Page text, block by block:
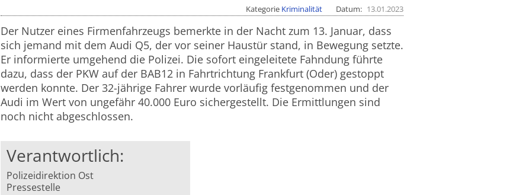
Kategorie Kriminalität Datum 13.01.2023
Der Nutzer eines Firmenfahrzeugs bemerkte in der Nacht zum 13. Januar, dass
sich jemand mit dem Audi Q5, der vor seiner Haustür stand, in Bewegung setzte.
Er informierte umgehend die Polizei. Die sofort eingeleitete Fahndung führte
dazu, dass der PKW auf der BAB12 in Fahrtrichtung Frankfurt (Oder) gestoppt
werden konnte. Der 32-jährige Fahrer wurde vorläufig festgenommen und der
Audi im Wert von ungefähr 40.000 Euro sichergestellt. Die Ermittlungen sind
noch nicht abgeschlossen.
Verantwortlich:
Polizeidirektion Ost
Pressestelle